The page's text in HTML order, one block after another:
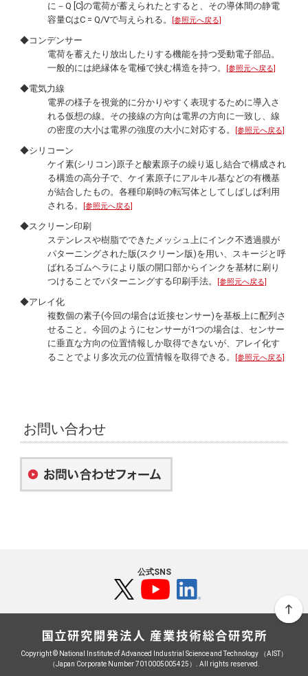
に－Q [C]の電荷が蓄えられたとすると、その導体間の静電
容量CはC = Q/Vで与えられる。
[参照元へ戻る]
◆コンデンサー
電荷を蓄えたり放出したりする機能を持つ受動電子部品。
一般的には絶縁体を電極で挟む構造を持つ。
[参照元へ戻る]
◆電気力線
電界の様子を視覚的に分かりやすく表現するために導入さ
れる仮想の線。その接線の方向は電界の方向に一致し、線
の密度の大小は電界の強度の大小に対応する。
[参照元へ戻る]
◆シリコーン
ケイ素(シリコン)原子と酸素原子の繰り返し結合で構成され
る構造の高分子で、ケイ素原子にアルキル基などの有機基
が結合したもの。各種印刷時の転写体としてしばしば利用
される。
[参照元へ戻る]
◆スクリーン印刷
ステンレスや樹脂でできたメッシュ上にインク不透過膜が
パターニングされた版(スクリーン版)を用い、スキージと呼
ばれるゴムヘラにより版の開口部からインクを基材に刷り
つけることでパターニングする印刷手法。
[参照元へ戻る]
◆アレイ化
複数個の素子(今回の場合は近接センサー)を基板上に配列さ
せること。今回のようにセンサーが1つの場合は、センサー
に垂直な方向の位置情報しか取得できないが、アレイ化す
ることでより多次元の位置情報を取得できる。
[参照元へ戻る]
お問い合わせ
公式SNS
Copyright © National Institute of Advanced Industrial Science and Technology （AIST）
（Japan Corporate Number 7010005005425）. All rights reserved.